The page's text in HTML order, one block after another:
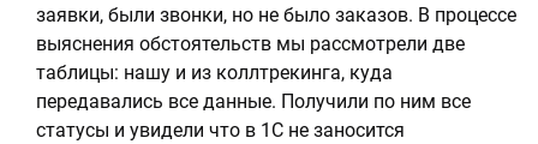
заявки, были звонки, но не было заказов. В процессе
выяснения обстоятельств мы рассмотрели две
таблицы: нашу и из коллтрекинга, куда
передавались все данные. Получили по ним все
статусы и увидели что в 1С не заносится